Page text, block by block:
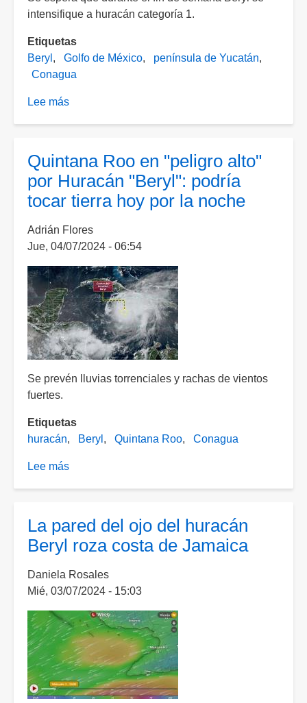
intensifique a huracán categoría 1.
Etiquetas
Beryl
Golfo de México
península de Yucatán
Conagua
Lee más
golfo
de
México
Quintana Roo en "peligro alto"
por Huracán "Beryl": podría
tocar tierra hoy por la noche
Adrián Flores
Jue, 04/07/2024 - 06:54
Se prevén lluvias torrenciales y rachas de vientos
fuertes.
Etiquetas
huracán
Beryl Quintana Roo Conagua
Lee más
"peligro
alto"
Huracán
"Beryl":
podría
tocar
tierra
hoy
por
la
La pared del ojo del huracán
Beryl roza costa de Jamaica
Daniela Rosales
Mié, 03/07/2024 - 15:03